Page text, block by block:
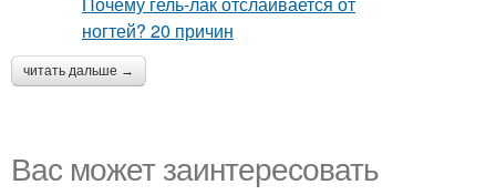
читать дальше →
Вас может заинтересовать